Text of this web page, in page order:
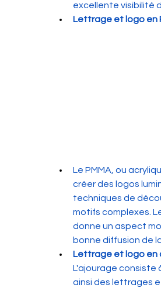
excellente visibilité
Lettrage et logo en
Le PMMA, ou
créer des logos
techniques de
motifs complexes.
donne un aspect
bonne diffusion de
Lettrage et logo en
L'ajourage consiste
ainsi des lettrages